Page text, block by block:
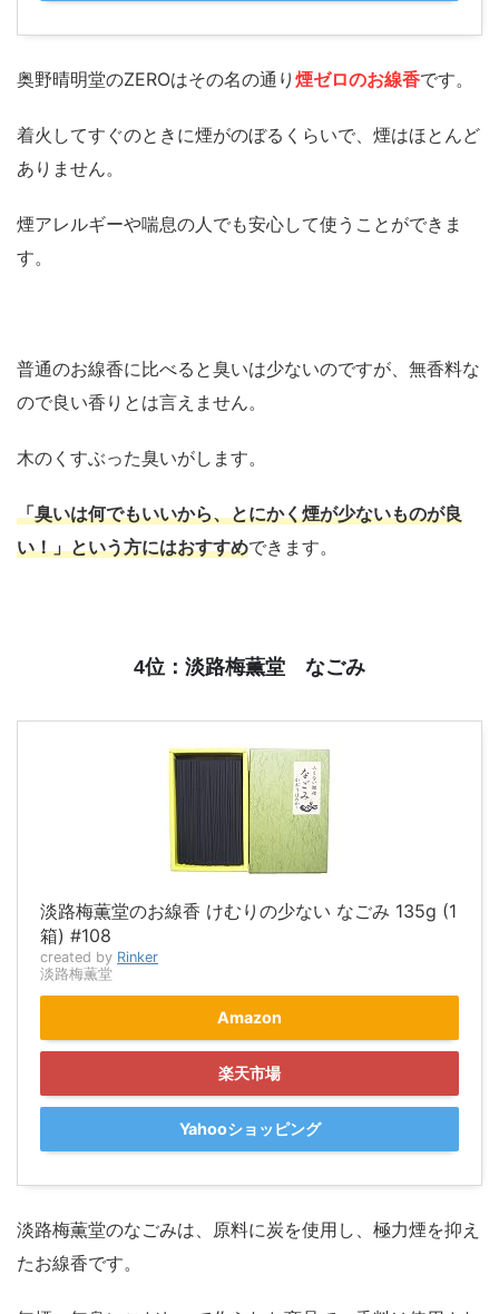
奥野晴明堂のZEROはその名の通り 煙ゼロのお線香です。
着火してすぐのときに煙がのぼるくらいで、煙はほとんど
ありません。
煙アレルギーや喘息の人でも安心して使うことができま
す。
普通のお線香に比べると臭いは少ないのですが、無香料な
ので良い香りとは言えません。
木のくすぶった臭いがします。
「臭いは何でもいいから、とにかく煙が少ないものが良
い！」という方にはおすすめできます。
4位：淡路梅薫堂 なごみ
淡路梅薫堂のお線香 けむりの少ない なごみ 135g (1
箱) #108
created by Rinker
淡路梅薫堂
Amazon
楽天市場
Yahooショッピング
淡路梅薫堂のなごみは、原料に炭を使用し、極力煙を抑え
たお線香です。